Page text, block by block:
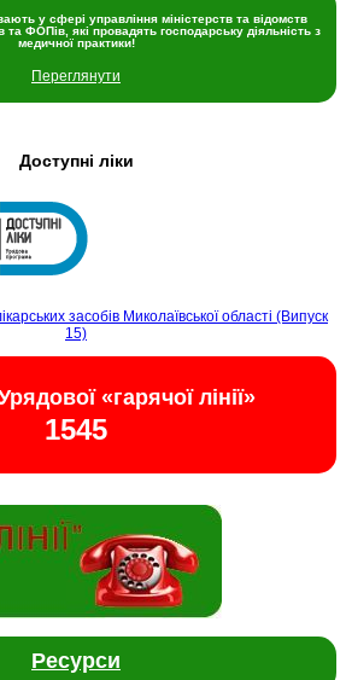
у сфері управління міністерств та відомств
та ФОПів, які провадять господарську діяльність з
медичної практики!
Переглянути
Доступні ліки
засобів Миколаївської області (Випуск
15)
«гарячої лінії»
1545
Ресурси